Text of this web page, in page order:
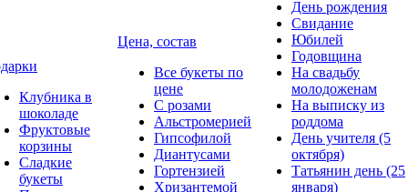
Клубника в
шоколаде
Фруктовые
корзины
Сладкие
букеты
Цена, состав
Все букеты по
цене
С розами
Альстромерией
Гипсофилой
Диантусами
Гортензией
Хризантемой
День рождения
Свидание
Юбилей
Годовщина
На свадьбу
молодоженам
На выписку из
роддома
День учителя (5
октября)
Татьянин день (25
января)